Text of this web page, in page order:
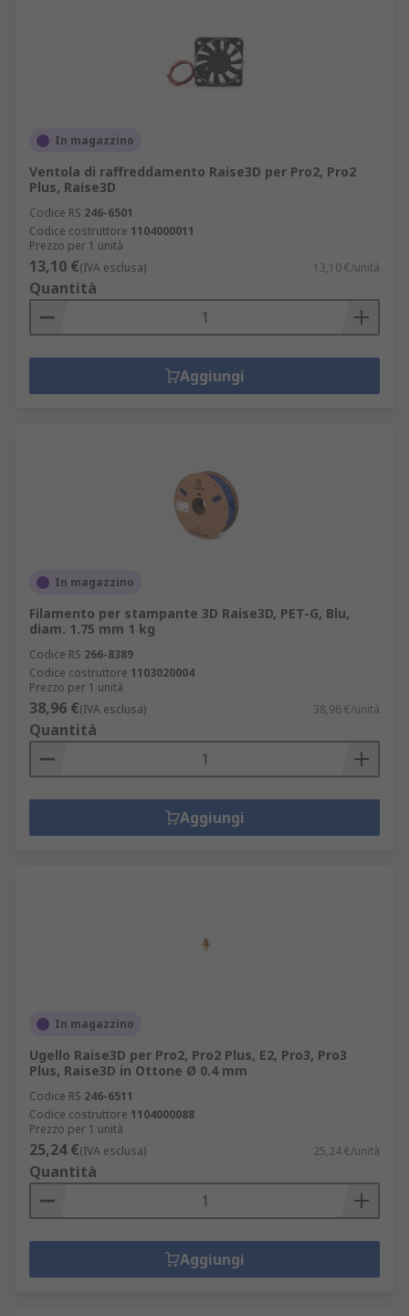
In magazzino
Ventola di raffreddamento Raise3D per Pro2, Pro2
Plus, Raise3D
Codice RS 246-6501
Codice costruttore 1104000011
Prezzo per 1 unità
13,10 €(IVA esclusa) 13,10 €/unità
Quantità
Aggiungi
In magazzino
Filamento per stampante 3D Raise3D, PET-G, Blu,
diam. 1.75 mm 1 kg
Codice RS 266-8389
Codice costruttore 1103020004
Prezzo per 1 unità
38,96 €(IVA esclusa) 38,96 €/unità
Quantità
Aggiungi
In magazzino
Ugello Raise3D per Pro2, Pro2 Plus, E2, Pro3, Pro3
Plus, Raise3D in Ottone Ø 0.4 mm
Codice RS 246-6511
Codice costruttore 1104000088
Prezzo per 1 unità
25,24 €(IVA esclusa) 25,24 €/unità
Quantità
Aggiungi